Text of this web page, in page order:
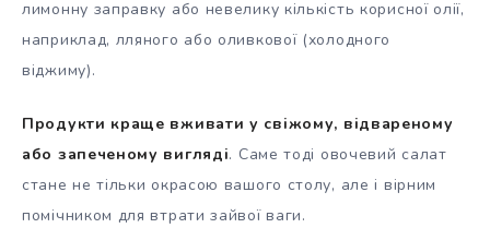
лимонну заправку або невелику кількість корисної олії,
наприклад, лляного або оливкової (холодного
віджиму).
Продукти краще вживати у свіжому, відвареному
або запеченому вигляді. Саме тоді овочевий салат
стане не тільки окрасою вашого столу, але і вірним
помічником для втрати зайвої ваги.